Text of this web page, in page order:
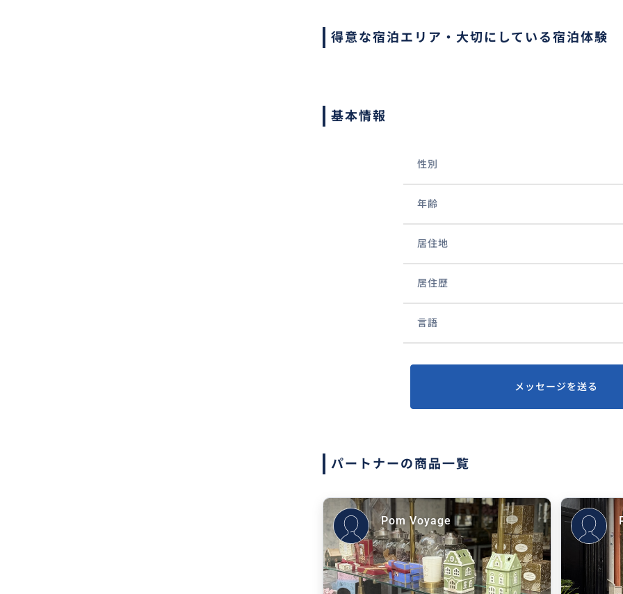
得意な宿泊エリア・大切にしている宿泊体験
基本情報
性別
年齢
居住地
居住歴
言語
メッセージを送る
パートナーの商品一覧
Pom Voyage